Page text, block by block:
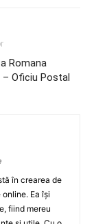
Romana
Oficiu Postal
în crearea de
Ea își
fiind mereu